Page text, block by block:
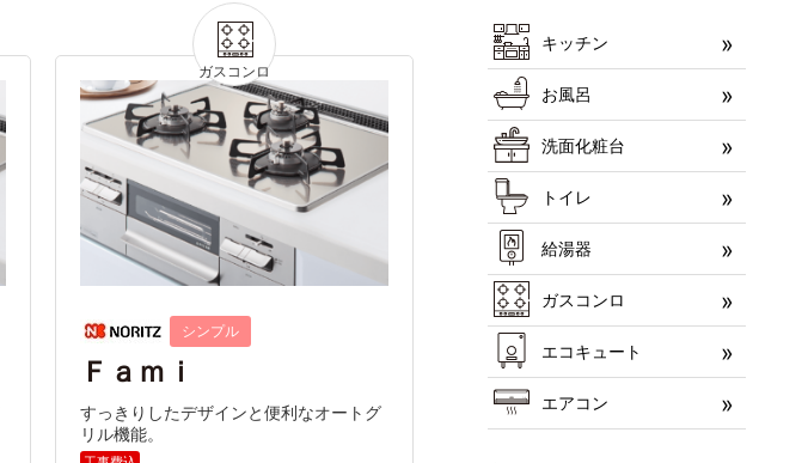
シンプル
Ｆａｍｉ
すっきりしたデザインと便利なオートグ
リル機能。
キッチン
お風呂
洗面化粧台
トイレ
給湯器
ガスコンロ
エコキュート
エアコン